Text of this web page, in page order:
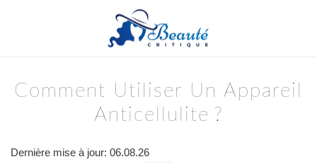
Comment Utiliser Un Appareil
Anticellulite ?
Dernière mise à jour: 06.08.26